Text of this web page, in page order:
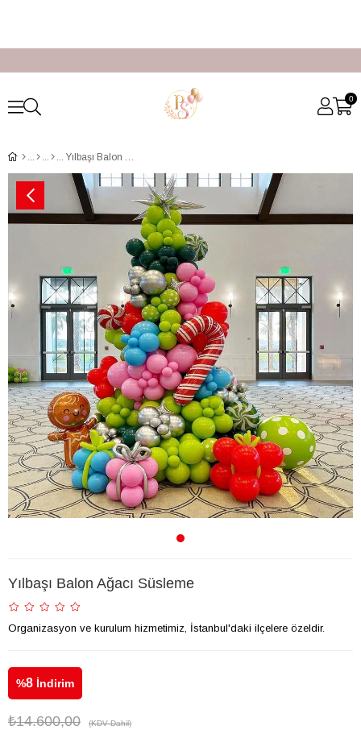
0
Yılbaşı Balon Ağacı Süsleme
Yılbaşı Balon Ağacı Süsleme
Organizasyon ve kurulum hizmetimiz, İstanbul'daki ilçelere özeldir.
%8 İndirim
₺14.600,00 (KDV Dahil)